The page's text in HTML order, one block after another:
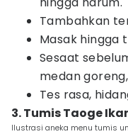
Tambahkan
Masak hingga
Sesaat
medan
Tes rasa,
3. Tumis Taoge
Ilustrasi aneka menu tumis